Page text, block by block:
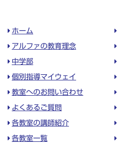
ホーム
アルファの教育理念
中学部
個別指導マイウェイ
教室へのお問い合わせ
よくあるご質問
各教室の講師紹介
各教室一覧